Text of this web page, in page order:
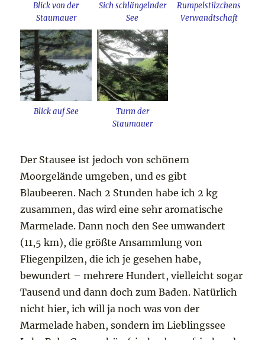
Blick von der
Staumauer
Sich schlängelnder
See
Rumpelstilzchens
Verwandtschaft
Blick auf See
Turm der
Staumauer
Der Stausee ist jedoch von schönem
Moorgelände umgeben, und es gibt
Blaubeeren. Nach 2 Stunden habe ich 2 kg
zusammen, das wird eine sehr aromatische
Marmelade. Dann noch den See umwandert
(11,5 km), die größte Ansammlung von
Fliegenpilzen, die ich je gesehen habe,
bewundert – mehrere Hundert, vielleicht sogar
Tausend und dann doch zum Baden. Natürlich
nicht hier, ich will ja noch was von der
Marmelade haben, sondern im Lieblingssee